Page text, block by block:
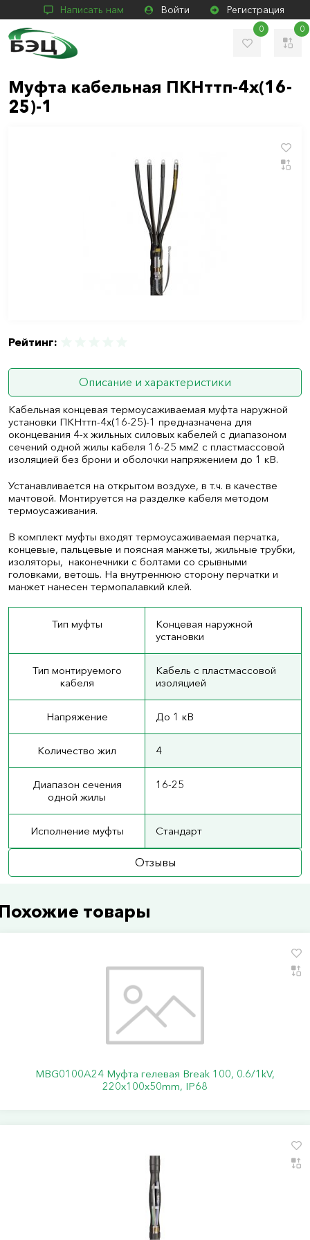
Написать нам Войти Регистрация
0 0
Муфта кабельная ПКНттп-4х(16-
25)-1
Рейтинг:
Описание и характеристики
Кабельная концевая термоусаживаемая муфта наружной
установки ПКНттп-4х(16-25)-1 предназначена для
оконцевания 4-х жильных силовых кабелей с диапазоном
сечений одной жилы кабеля 16-25 мм2 с пластмассовой
изоляцией без брони и оболочки напряжением до 1 кВ.
Устанавливается на открытом воздухе, в т.ч. в качестве
мачтовой. Монтируется на разделке кабеля методом
термоусаживания.
В комплект муфты входят термоусаживаемая перчатка,
концевые, пальцевые и поясная манжеты, жильные трубки,
изоляторы, наконечники с болтами со срывными
головками, ветошь. На внутреннюю сторону перчатки и
манжет нанесен термопалавкий клей.
Тип муфты
Концевая наружной
установки
Тип монтируемого
кабеля
Кабель с пластмассовой
изоляцией
Напряжение До 1 кВ
Количество жил 4
Диапазон сечения
одной жилы
16-25
Исполнение муфты Стандарт
Отзывы
товары
MBG0100A24 Муфта гелевая Break 100, 0.6/1kV,
220x100x50mm, IP68